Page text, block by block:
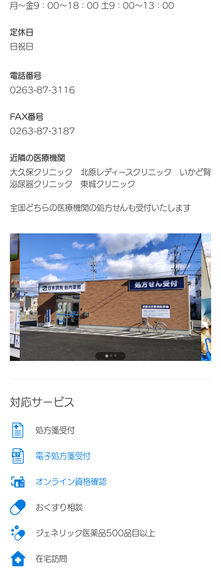
月～金9：00～18：00 土9：00～13：00
定休日
日祝日
電話番号
0263-87-3116
FAX番号
0263-87-3187
近隣の医療機関
大久保クリニック 北原レディースクリニック いかど腎
泌尿器クリニック 東城クリニック
全国どちらの医療機関の処方せんも受付いたします
対応サービス
処方箋受付
電子処方箋受付
オンライン資格確認
おくすり相談
ジェネリック医薬品500品目以上
在宅訪問